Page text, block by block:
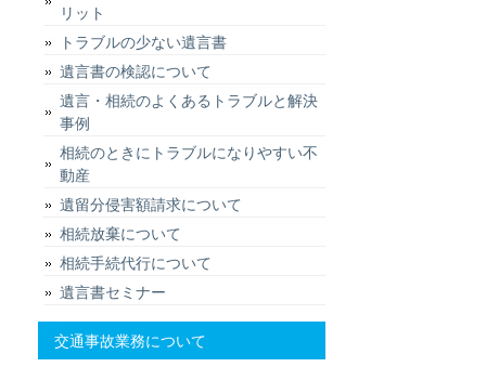
リット
トラブルの少ない遺言書
遺言書の検認について
遺言・相続のよくあるトラブルと解決
事例
相続のときにトラブルになりやすい不
動産
遺留分侵害額請求について
相続放棄について
相続手続代行について
遺言書セミナー
交通事故業務について